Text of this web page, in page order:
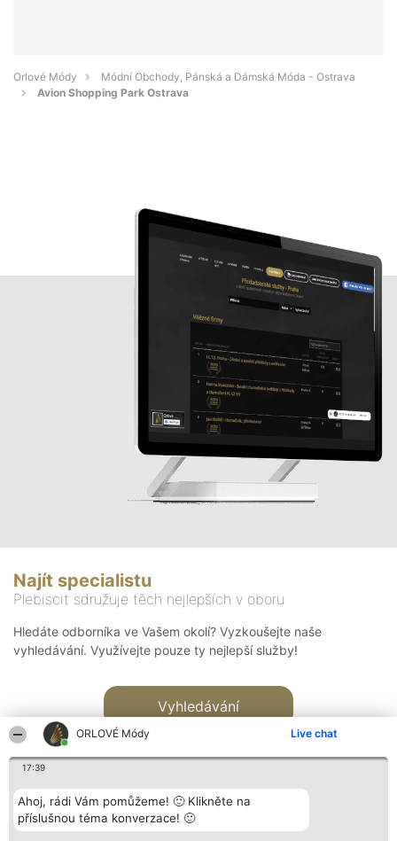
ORLOVÉ Módy Live chat
17:39
Ahoj, rádi Vám pomůžeme! 🙂 Klikněte na
příslušnou téma konverzace! 🙂
Orlové Módy
Módní Obchody, Pánská a Dámská Móda - Ostrava
Avion Shopping Park Ostrava
Najít specialistu
Plebiscit sdružuje těch nejlepších v oboru
Hledáte odborníka ve Vašem okolí? Vyzkoušejte naše
vyhledávání. Využívejte pouze ty nejlepší služby!
Vyhledávání